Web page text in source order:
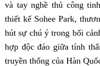
và tay nghề thủ công
thiết kế Sohee Park,
hút sự chú ý trong bối
hợp độc đáo giữa tính
truyền thống của Hàn